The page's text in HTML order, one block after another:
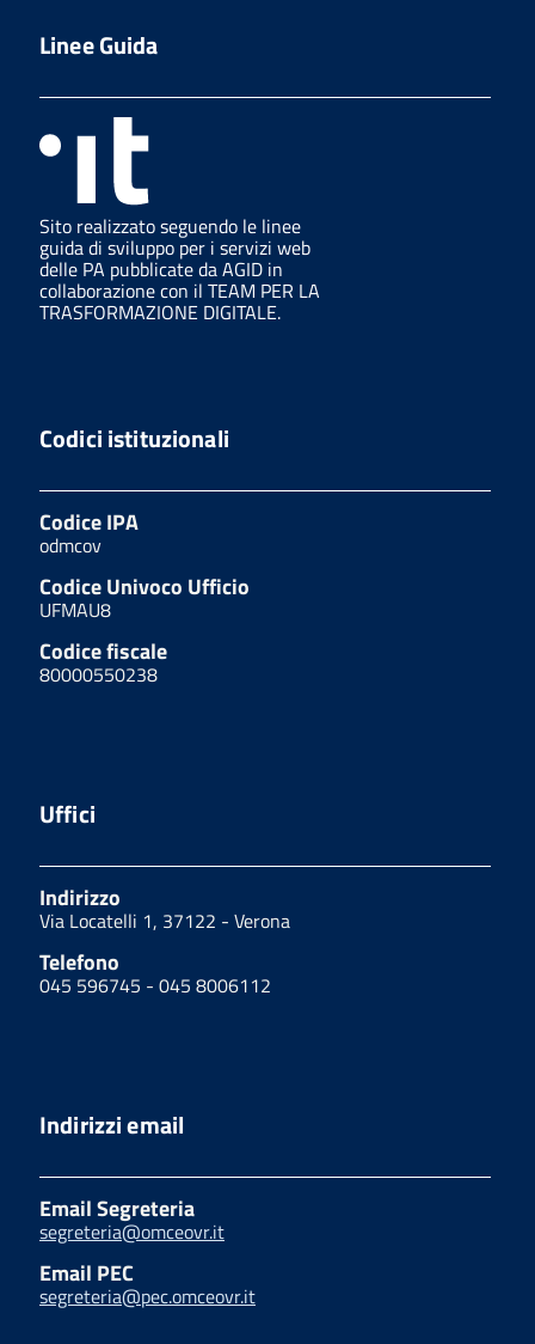
Linee Guida
Sito realizzato seguendo le linee
guida di sviluppo per i servizi web
delle PA pubblicate da AGID in
collaborazione con il TEAM PER LA
TRASFORMAZIONE DIGITALE.
Codici istituzionali
Codice IPA
odmcov
Codice Univoco Ufficio
UFMAU8
Codice fiscale
80000550238
Uffici
Indirizzo
Via Locatelli 1, 37122 - Verona
Telefono
045 596745 - 045 8006112
Indirizzi email
Email Segreteria
segreteria@omceovr.it
Email PEC
segreteria@pec.omceovr.it